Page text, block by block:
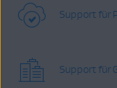
Support für
Support für